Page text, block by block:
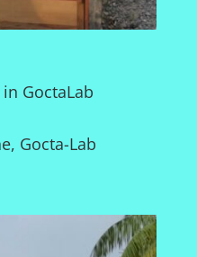
GoctaLab
Gocta-Lab